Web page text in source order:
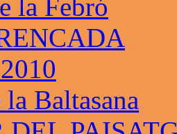
la Febró
la Baltasana